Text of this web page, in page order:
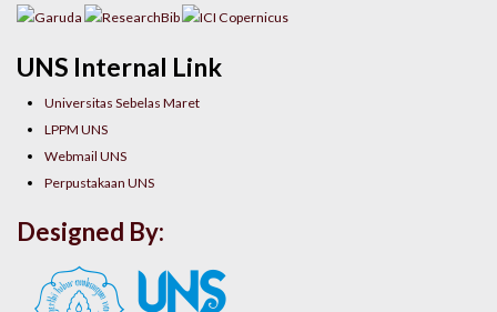
UNS Internal Link
Universitas Sebelas Maret
LPPM UNS
Webmail UNS
Perpustakaan UNS
Designed By: